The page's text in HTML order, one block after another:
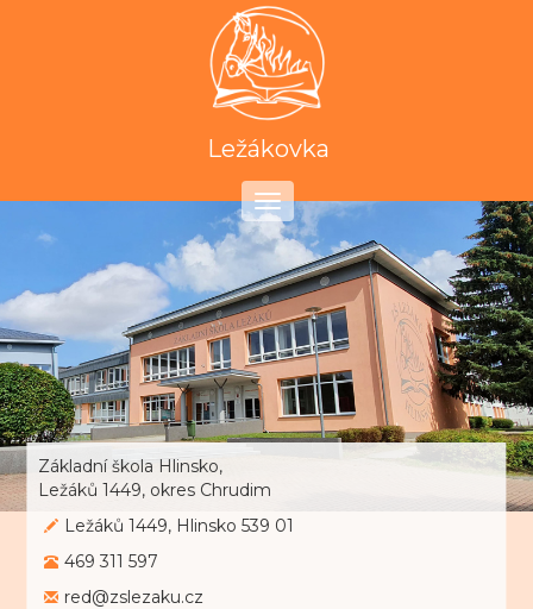
Ležákovka
Toggle
navigation
Základní škola Hlinsko,
Ležáků 1449, okres Chrudim
Ležáků 1449, Hlinsko 539 01
469 311 597
red@zslezaku.cz